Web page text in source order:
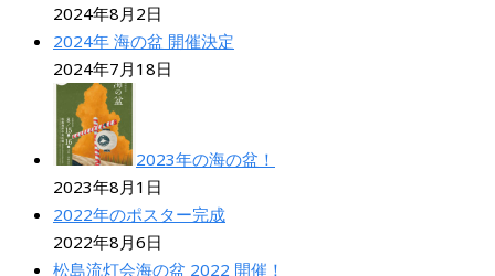
2024年8月2日
2024年 海の盆 開催決定
2024年7月18日
2023年の海の盆！
2023年8月1日
2022年のポスター完成
2022年8月6日
松島流灯会海の盆 2022 開催！